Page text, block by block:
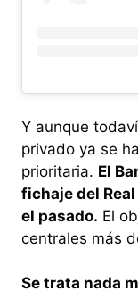
Y aunque
privado ya se
prioritaria. El
fichaje del
el pasado. El
centrales más
Se trata nada